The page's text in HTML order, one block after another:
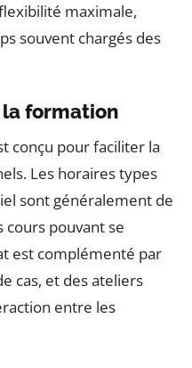
maximale,
souvent chargés des
formation
conçu pour faciliter la
Les horaires types
sont généralement de
cours pouvant se
est complémenté par
cas, et des ateliers
entre les